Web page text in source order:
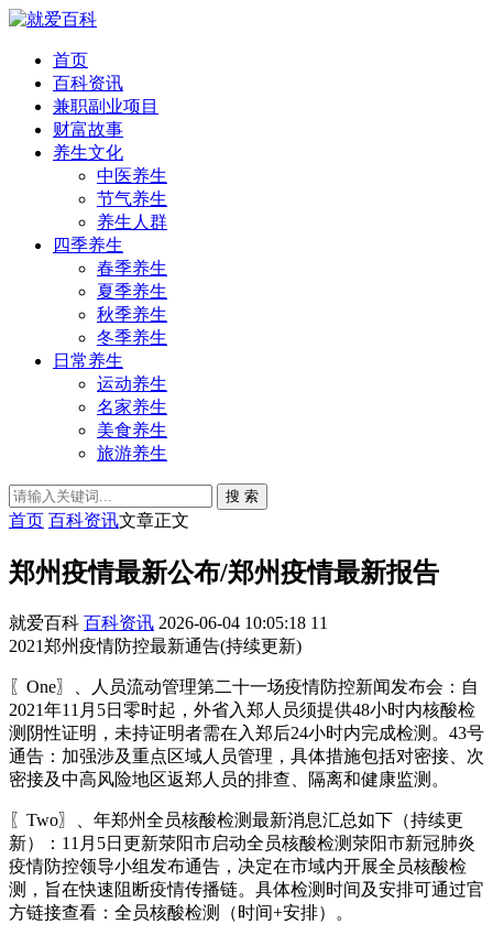
首页
百科资讯
兼职副业项目
财富故事
养生文化
中医养生
节气养生
养生人群
四季养生
春季养生
夏季养生
秋季养生
冬季养生
日常养生
运动养生
名家养生
美食养生
旅游养生
搜 索
首页 百科资讯文章正文
郑州疫情最新公布/郑州疫情最新报告
就爱百科 百科资讯 2026-06-04 10:05:18 11
2021郑州疫情防控最新通告(持续更新)
〖One〗、人员流动管理第二十一场疫情防控新闻发布会：自
2021年11月5日零时起，外省入郑人员须提供48小时内核酸检
测阴性证明，未持证明者需在入郑后24小时内完成检测。43号
通告：加强涉及重点区域人员管理，具体措施包括对密接、次
密接及中高风险地区返郑人员的排查、隔离和健康监测。
〖Two〗、年郑州全员核酸检测最新消息汇总如下（持续更
新）：11月5日更新荥阳市启动全员核酸检测荥阳市新冠肺炎
疫情防控领导小组发布通告，决定在市域内开展全员核酸检
测，旨在快速阻断疫情传播链。具体检测时间及安排可通过官
方链接查看：全员核酸检测（时间+安排）。